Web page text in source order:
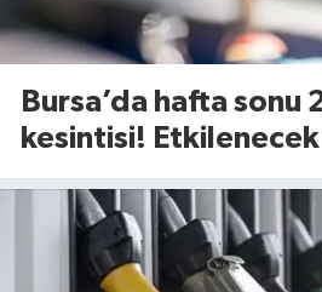
Bursa’da hafta sonu
kesintisi!